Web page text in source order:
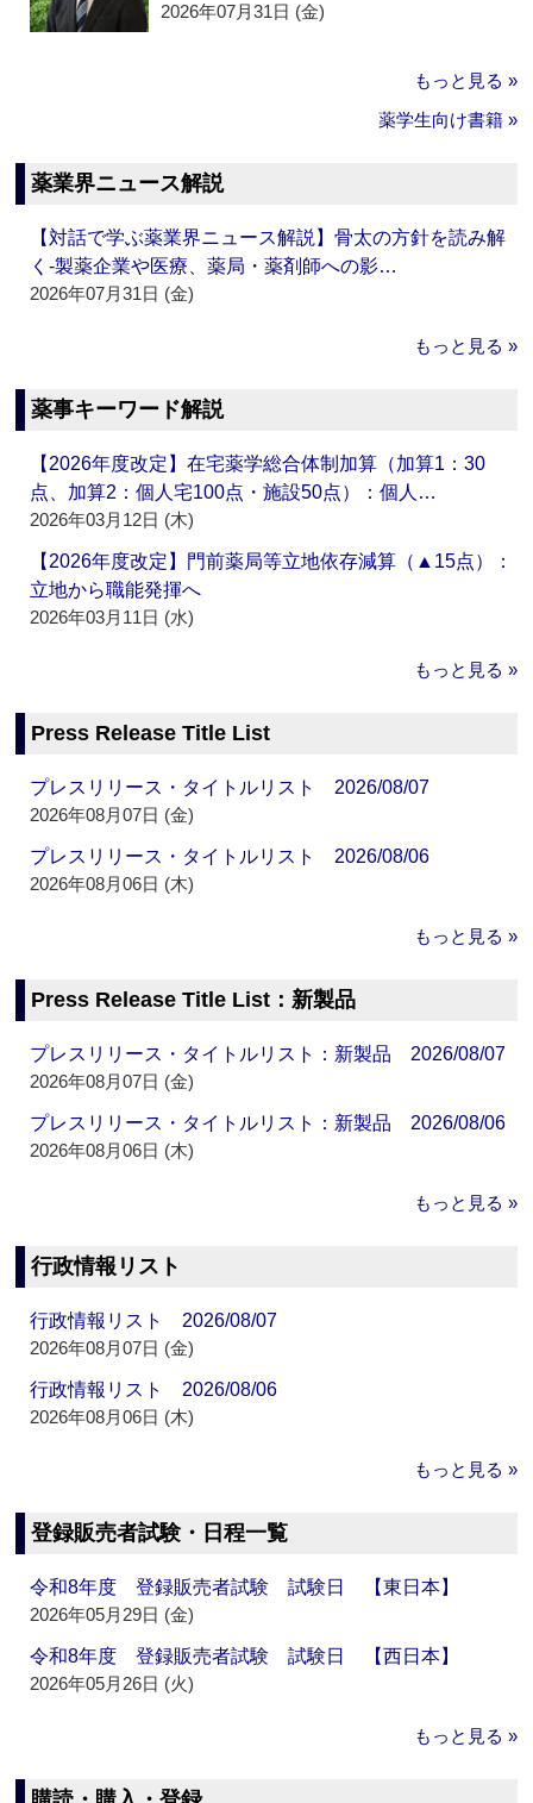
2026年07月31日 (金)
もっと見る »
薬学生向け書籍 »
薬業界ニュース解説
【対話で学ぶ薬業界ニュース解説】骨太の方針を読み解
く‐製薬企業や医療、薬局・薬剤師への影…
2026年07月31日 (金)
もっと見る »
薬事キーワード解説
【2026年度改定】在宅薬学総合体制加算（加算1：30
点、加算2：個人宅100点・施設50点）：個人…
2026年03月12日 (木)
【2026年度改定】門前薬局等立地依存減算（▲15点）：
立地から職能発揮へ
2026年03月11日 (水)
もっと見る »
Press Release Title List
プレスリリース・タイトルリスト 2026/08/07
2026年08月07日 (金)
プレスリリース・タイトルリスト 2026/08/06
2026年08月06日 (木)
もっと見る »
Press Release Title List：新製品
プレスリリース・タイトルリスト：新製品 2026/08/07
2026年08月07日 (金)
プレスリリース・タイトルリスト：新製品 2026/08/06
2026年08月06日 (木)
もっと見る »
行政情報リスト
行政情報リスト 2026/08/07
2026年08月07日 (金)
行政情報リスト 2026/08/06
2026年08月06日 (木)
もっと見る »
登録販売者試験・日程一覧
令和8年度 登録販売者試験 試験日 【東日本】
2026年05月29日 (金)
令和8年度 登録販売者試験 試験日 【西日本】
2026年05月26日 (火)
もっと見る »